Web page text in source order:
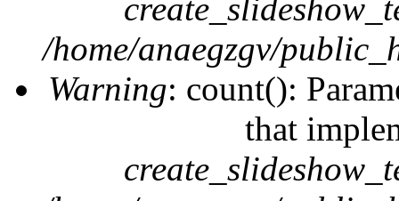
/home/anaegzgv/
Warning: count():
that